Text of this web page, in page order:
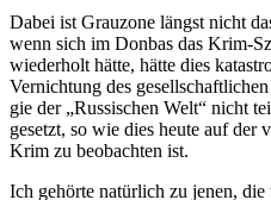
Dabei ist Grau­zone längst nicht
wenn sich im Donbas das Krim-
wie­der­holt hätte, hätte dies
Ver­nich­tung des
gie der „Rus­si­schen Welt“ nicht
ge­setzt, so wie dies heute auf der
Krim zu beob­ach­ten ist.
Ich gehörte natür­lich zu jenen,